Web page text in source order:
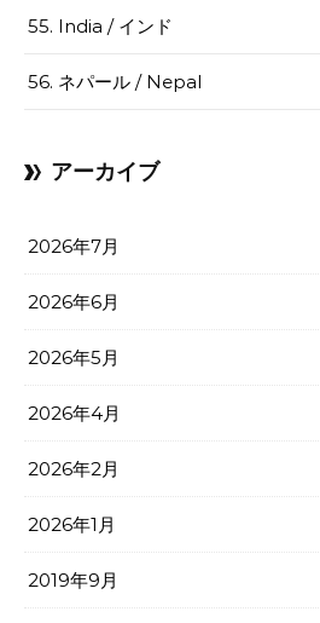
55. India / インド
56. ネパール / Nepal
アーカイブ
2026年7月
2026年6月
2026年5月
2026年4月
2026年2月
2026年1月
2019年9月